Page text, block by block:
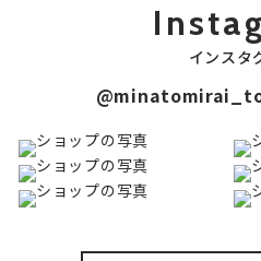
インスタ